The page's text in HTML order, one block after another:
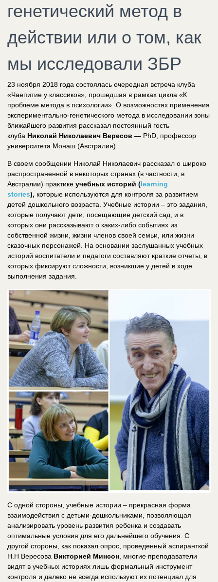
генетический метод в
действии или о том, как
мы исследовали ЗБР
23 ноября 2018 года состоялась очередная встреча клуба
«Чаепитие у классиков», прошедшая в рамках цикла «К
проблеме метода в психологии». О возможностях применения
экспериментально-генетического метода в исследовании зоны
ближайшего развития рассказал постоянный гость
клуба Николай Николаевич Вересов — PhD, профессор
университета Монаш (Австралия).
В своем сообщении Николай Николаевич рассказал о широко
распространенной в некоторых странах (в частности, в
Австралии) практике учебных историй (learning
stories), которые используются для контроля за развитием
детей дошкольного возраста. Учебные истории – это задания,
которые получают дети, посещающие детский сад, и в
которых они рассказывают о каких-либо событиях из
собственной жизни, жизни членов своей семьи, или жизни
сказочных персонажей. На основании заслушанных учебных
историй воспитатели и педагоги составляют краткие отчеты, в
которых фиксируют сложности, возникшие у детей в ходе
выполнения задания.
С одной стороны, учебные истории – прекрасная форма
взаимодействия с детьми-дошкольниками, позволяющая
анализировать уровень развития ребенка и создавать
оптимальные условия для его дальнейшего обучения. С
другой стороны, как показал опрос, проведенный аспиранткой
Н.Н Вересова Викторией Минсон , многие преподаватели
видят в учебных историях лишь формальный инструмент
контроля и далеко не всегда используют их потенциал для